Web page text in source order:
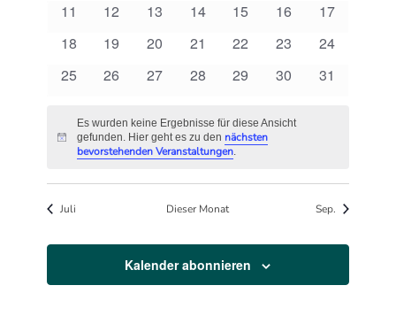
0
11
0
12
0
13
0
14
0
15
0
16
0
17
0
18
0
19
0
20
0
21
0
22
0
23
0
24
0
25
0
26
0
27
0
28
0
29
0
30
0
31
Hinweis
Es wurden keine Ergebnisse für diese Ansicht
gefunden. Hier geht es zu den nächsten
bevorstehenden Veranstaltungen.
Juli Dieser Monat Sep.
Kalender abonnieren